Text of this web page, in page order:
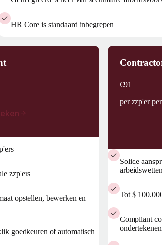
HR Core is standaard inbegrepen
zzp'ers
opstellen, bewerken en
goedkeuren of automatisch
€91
per zzp'er
Solide
arbeidswetten
Tot $
Compliant
ondertekenen